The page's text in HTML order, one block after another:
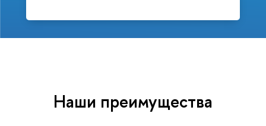
Наши преимущества